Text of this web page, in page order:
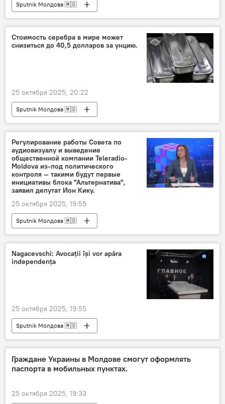
Sputnik Молдова 🇲🇩
Стоимость серебра в мире может
снизиться до 40,5 долларов за унцию.
25 октября 2025, 20:22
Sputnik Молдова 🇲🇩
Регулирование работы Совета по
аудиовизуалу и выведение
общественной компании Teleradio-
Moldova из-под политического
контроля — такими будут первые
инициативы блока "Альтернатива",
заявил депутат Ион Кику.
25 октября 2025, 19:55
Sputnik Молдова 🇲🇩
Nagacevschi: Avocații își vor apăra
independența
25 октября 2025, 19:55
Sputnik Молдова 🇲🇩
Граждане Украины в Молдове смогут оформлять
паспорта в мобильных пунктах.
25 октября 2025, 19:33